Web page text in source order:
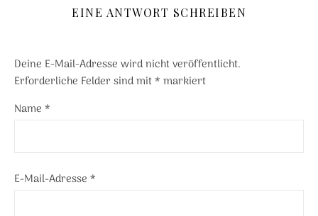
EINE ANTWORT SCHREIBEN
Deine E-Mail-Adresse wird nicht veröffentlicht.
Erforderliche Felder sind mit* markiert
Name *
E-Mail-Adresse *